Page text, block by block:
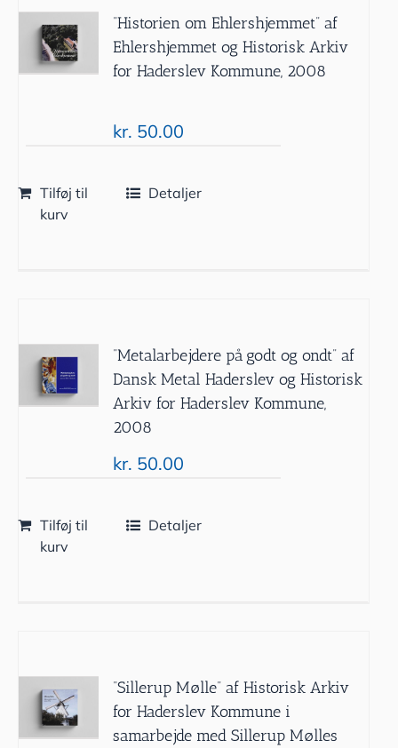
”Historien om Ehlershjemmet” af
Ehlershjemmet og Historisk Arkiv
for Haderslev Kommune, 2008
kr. 50.00
Tilføj til
kurv
Detaljer
”Metalarbejdere på godt og ondt” af
Dansk Metal Haderslev og Historisk
Arkiv for Haderslev Kommune,
2008
kr. 50.00
Tilføj til
kurv
Detaljer
”Sillerup Mølle” af Historisk Arkiv
for Haderslev Kommune i
samarbejde med Sillerup Mølles